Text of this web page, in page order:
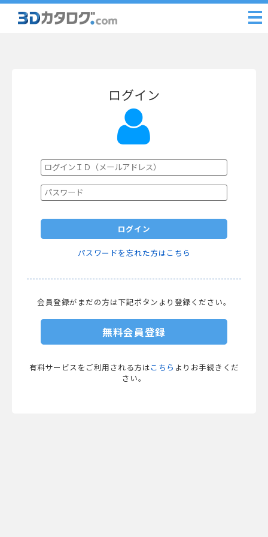
ログイン
ログイン
パスワードを忘れた方はこちら
会員登録がまだの方は下記ボタンより登録ください。
無料会員登録
有料サービスをご利用される方は こちら よりお手続きくだ
さい。